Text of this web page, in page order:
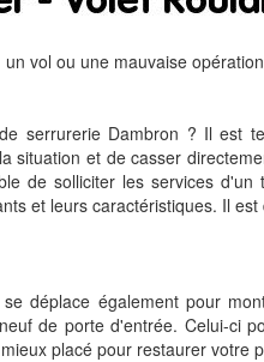
vol ou une mauvaise
serrurerie Dambron ? Il est
situation et de casser
de solliciter les services
et leurs caractéristiques. Il
déplace également pour
de porte d'entrée. Celui-ci
placé pour restaurer